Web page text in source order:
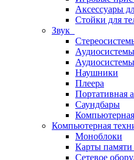
Аксессуары
Стойки для
Звук
Наушники
Плеера
Портативная
Саундбары
Компьютерная
Моноблоки
Карты
Сетевое